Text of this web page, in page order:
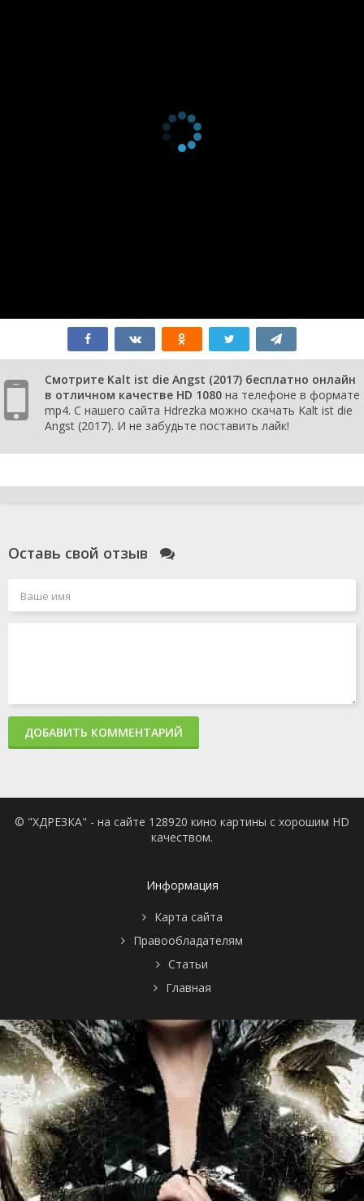
Смотрите Kalt ist die Angst (2017) бесплатно онлайн
в отличном качестве HD 1080 на телефоне в формате
mp4. С нашего сайта Hdrezka можно скачать Kalt ist die
Angst (2017). И не забудьте поставить лайк!
Оставь свой отзыв
ДОБАВИТЬ КОММЕНТАРИЙ
© "ХДРЕЗКА" - на сайте 128920 кино картины с хорошим HD
качеством.
Информация
Карта сайта
Правообладателям
Статьи
Главная